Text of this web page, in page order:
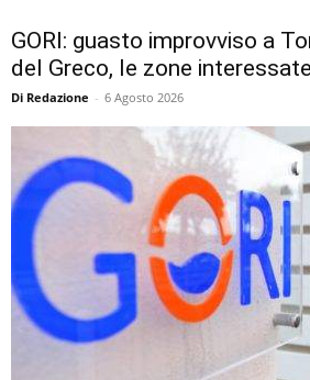
GORI: guasto improvviso a
del Greco, le zone interessate
Di Redazione - 6 Agosto 2026